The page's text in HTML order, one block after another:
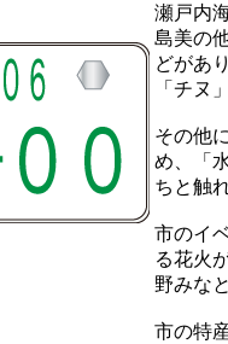
瀬戸内
島美の
どがあ
「チヌ
その他
め、「
ちと触
市のイ
る花火
野みな
市の特